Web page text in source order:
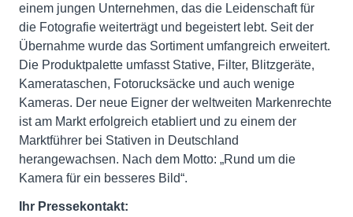
einem jungen Unternehmen, das die Leidenschaft für
die Fotografie weiterträgt und begeistert lebt. Seit der
Übernahme wurde das Sortiment umfangreich erweitert.
Die Produktpalette umfasst Stative, Filter, Blitzgeräte,
Kamerataschen, Fotorucksäcke und auch wenige
Kameras. Der neue Eigner der weltweiten Markenrechte
ist am Markt erfolgreich etabliert und zu einem der
Marktführer bei Stativen in Deutschland
herangewachsen. Nach dem Motto: „Rund um die
Kamera für ein besseres Bild“.
Ihr Pressekontakt: